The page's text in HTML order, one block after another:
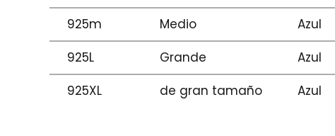
925m
Medio Azul
925L
Grande Azul
925XL
de gran tamaño Azul